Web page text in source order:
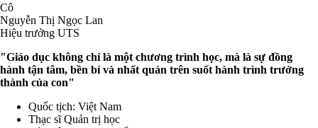
Cô
Nguyễn Thị Ngọc Lan
Hiệu trưởng UTS
"Giáo dục không chỉ là một chương trình học, mà là sự đồng
hành tận tâm, bền bỉ và nhất quán trên suốt hành trình trưởng
thành của con"
Quốc tịch: Việt Nam
Thạc sĩ Quản trị học